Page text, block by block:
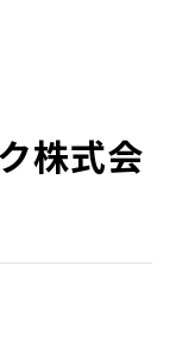
株式会